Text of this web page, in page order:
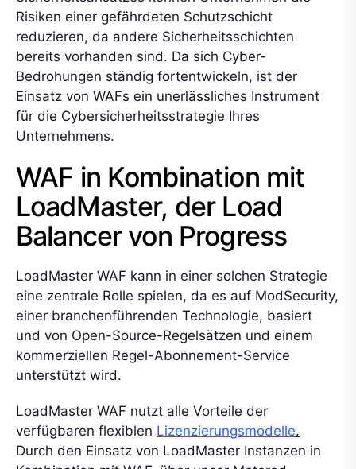
Risiken einer gefährdeten Schutzschicht
reduzieren, da andere Sicherheitsschichten
bereits vorhanden sind. Da sich Cyber-
Bedrohungen ständig fortentwickeln, ist der
Einsatz von WAFs ein unerlässliches Instrument
für die Cybersicherheitsstrategie Ihres
Unternehmens.
WAF in Kombination mit
LoadMaster, der Load
Balancer von Progress
LoadMaster WAF kann in einer solchen Strategie
eine zentrale Rolle spielen, da es auf ModSecurity,
einer branchenführenden Technologie, basiert
und von Open-Source-Regelsätzen und einem
kommerziellen Regel-Abonnement-Service
unterstützt wird.
LoadMaster WAF nutzt alle Vorteile der
verfügbaren flexiblen Lizenzierungsmodelle.
Durch den Einsatz von LoadMaster Instanzen in